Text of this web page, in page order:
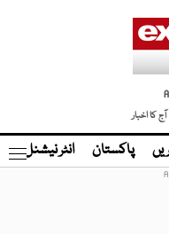
| آج کا اخبار
پاکستان انٹر نیشنل